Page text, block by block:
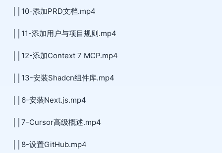
││10-添加PRD文档.mp4
││11-添加用户与项目规则.mp4
││12-添加Context 7 MCP.mp4
││13-安装Shadcn组件库.mp4
││6-安装Next.js.mp4
││7-Cursor高级概述.mp4
││8-设置GitHub.mp4